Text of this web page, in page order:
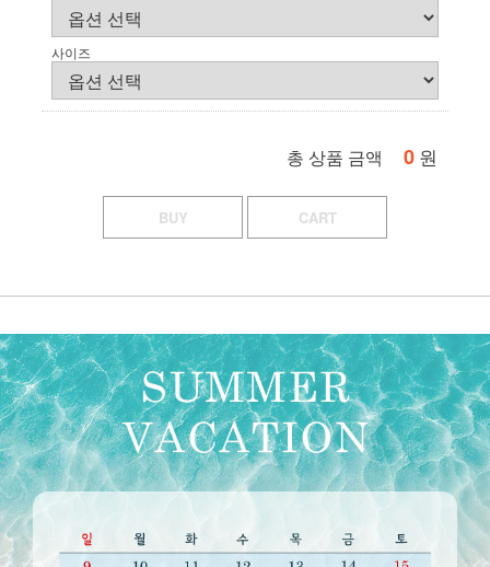
사이즈
총 상품 금액 0 원
BUY CART